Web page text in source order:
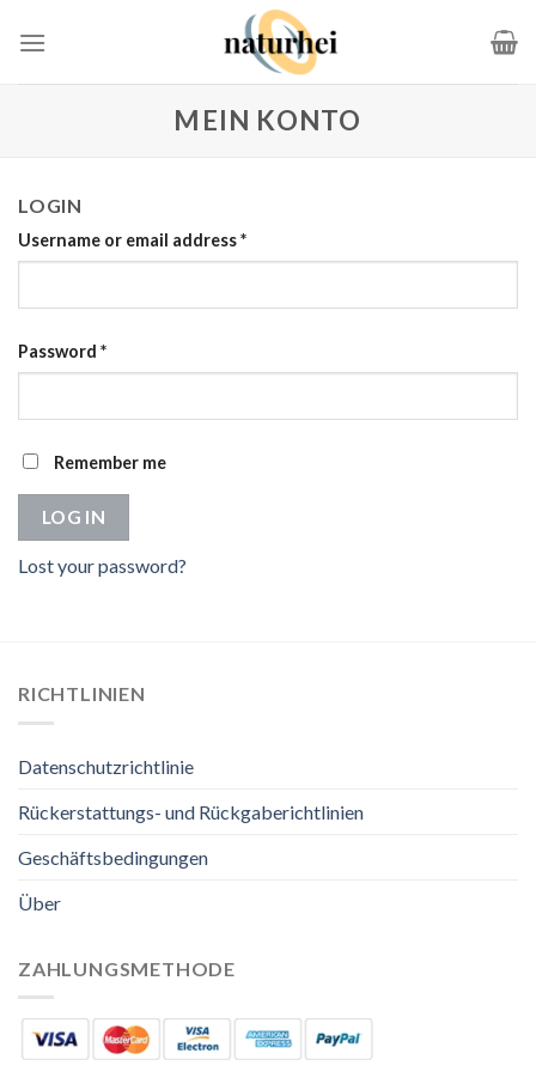
Inhalt
MEIN KONTO
LOGIN
Username or email address*
Password *
Remember me
LOG IN
Lost your password?
RICHTLINIEN
Datenschutzrichtlinie
Rückerstattungs- und Rückgaberichtlinien
Geschäftsbedingungen
Über
ZAHLUNGSMETHODE